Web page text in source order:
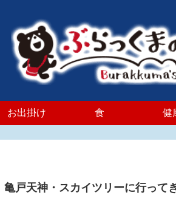
お出掛け 食 健
亀戸天神・スカイツリーに行って